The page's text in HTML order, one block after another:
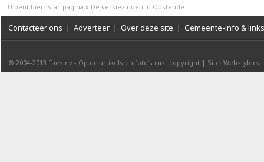
U bent hier: Startpagina » De verkiezingen in Oostende
Contacteer ons | Adverteer | Over deze site | Gemeente-info & links
© 2004-2013 Faes nv - Op de artikels en foto’s rust copyright | Site: Webstylers